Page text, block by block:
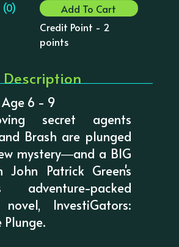
(0)
Add To Cart
Credit Point - 2
points
Description
Age 6 - 9
secret agents
Brash are plunged
mystery―and a BIG
John Patrick Green's
adventure-packed
InvestiGators:
Plunge.